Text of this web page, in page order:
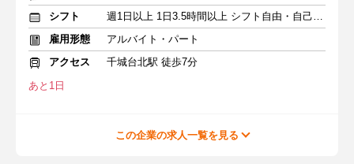
シフト
週1日以上 1日3.5時間以上 シフト自由・自己申告
雇用形態
アルバイト・パート
アクセス
千城台北駅 徒歩7分
あと1日
この企業の求人一覧を見る